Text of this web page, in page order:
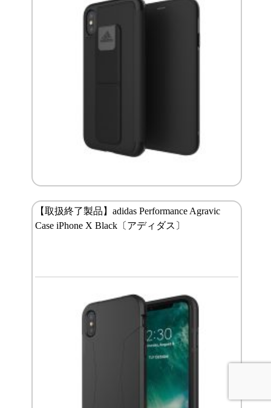
【取扱終了製品】adidas Performance Agravic
Case iPhone X Black〔アディダス〕